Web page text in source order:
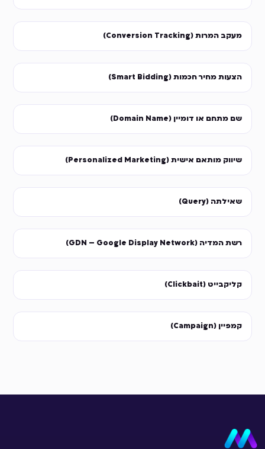
מעקב המרות (Conversion Tracking)
הצעות מחיר חכמות (Smart Bidding)
שם מתחם או דומיין (Domain Name)
שיווק מותאם אישית (Personalized Marketing)
שאילתה (Query)
רשת המדיה (GDN – Google Display Network)
קליקבייט (Clickbait)
קמפיין (Campaign)